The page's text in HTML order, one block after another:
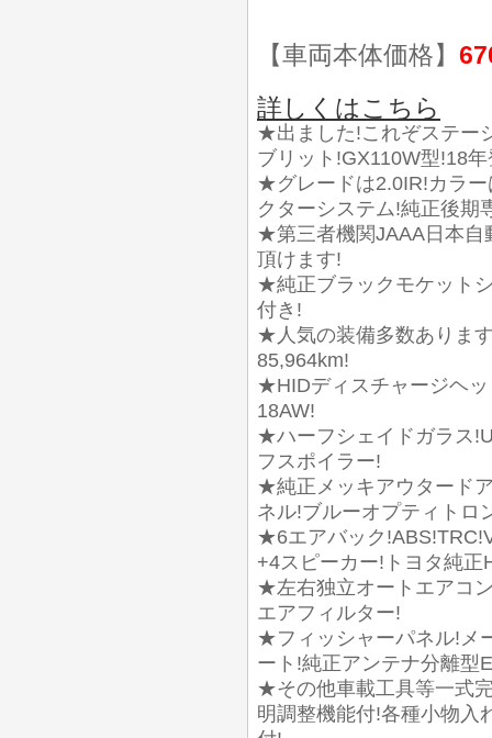
【車両本体価格】
詳しくはこちら
★出ました!これぞステー
ブリット!GX110W型!18
★グレードは2.0IR!カラー
クターシステム!純正後期
★第三者機関JAAA日本自
頂けます!
★純正ブラックモケット
付き!
★人気の装備多数ありま
85,964km!
★HIDディスチャージヘ
18AW!
★ハーフシェイドガラス
フスポイラー!
★純正メッキアウタード
ネル!ブルーオプティトロ
★6エアバック
+4スピーカー!トヨタ純
★左右独立オートエアコ
エアフィルター!
★フィッシャーパネル!メ
ート!純正アンテナ分離型
★その他車載工具等一式
明調整機能付!各種小物入